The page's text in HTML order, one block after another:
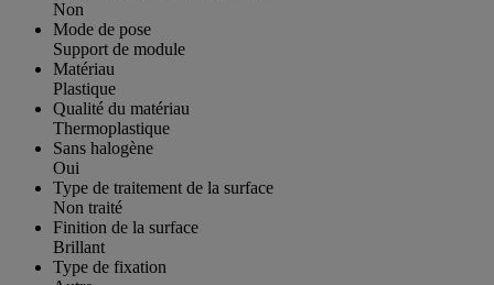
Non
Mode de pose
Support de module
Matériau
Plastique
Qualité du matériau
Thermoplastique
Sans halogène
Oui
Type de traitement de la surface
Non traité
Finition de la surface
Brillant
Type de fixation